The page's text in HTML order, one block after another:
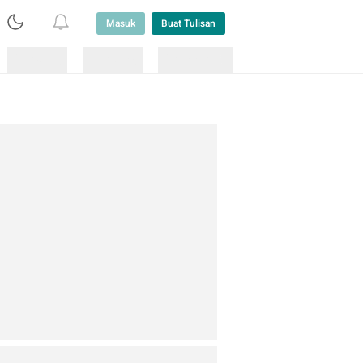
Masuk Buat Tulisan